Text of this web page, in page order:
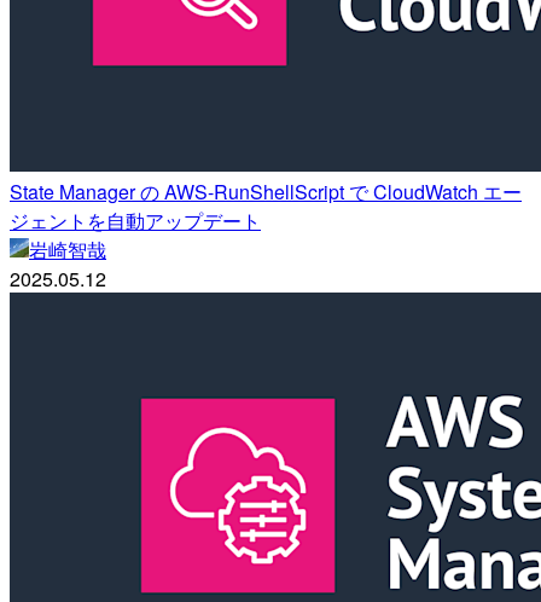
State Manager の AWS-RunShellScript で CloudWatch エー
ジェントを自動アップデート
岩崎智哉
2025.05.12